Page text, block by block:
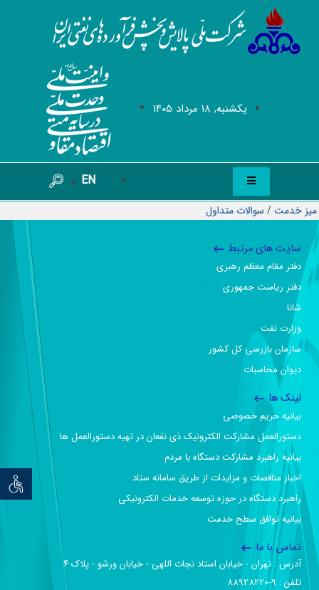
يکشنبه, 18 مرداد 1405
EN
توان
میز خدمت/ سوالات متداول
سایت های مرتبط
دفتر مقام معظم رهبری
دفتر ریاست جمهوری
شانا
وزارت نفت
سازمان بازرسی کل کشور
دیوان محاسبات
لینک ها
بیانیه حریم خصوصی
دستورالعمل مشارکت الکترونیک ذی نفعان در تهیه دستورالعمل ها
بیانیه راهبرد مشارکت دستگاه با مردم
اخبار مناقصات و مزایدات از طریق سامانه ستاد
راهبرد دستگاه در حوزه توسعه خدمات الکترونیکی
بیانیه توافق سطح خدمت
تماس با ما
آدرس :‌ تهران - خیابان استاد نجات اللهی - خیابان ورشو - پلاک ۴
تلفن :‌ 9-88928220